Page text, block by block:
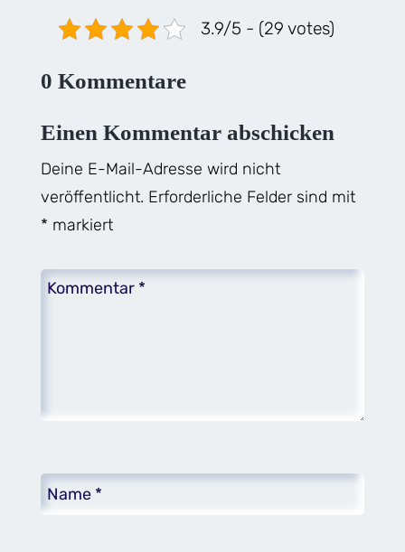
3.9/5 - (29 votes)
0 Kommentare
Einen Kommentar abschicken
Deine E-Mail-Adresse wird nicht
veröffentlicht. Erforderliche Felder sind mit
* markiert